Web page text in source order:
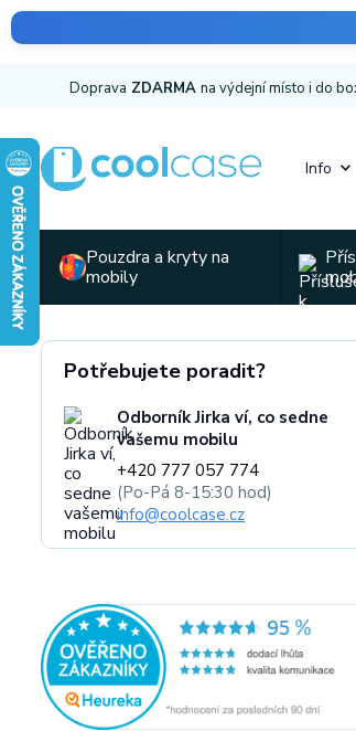
Doprava ZDARMA na výdejní místo i do
Info
Pouzdra a kryty na
mobily
Potřebujete poradit?
Odborník Jirka ví, co sedne
vašemu mobilu
+420 777 057 774
(Po-Pá 8-15:30 hod)
info@coolcase.cz